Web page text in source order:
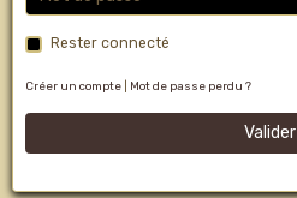
Rester connecté
Créer un compte Mot de passe perdu ?
Valider